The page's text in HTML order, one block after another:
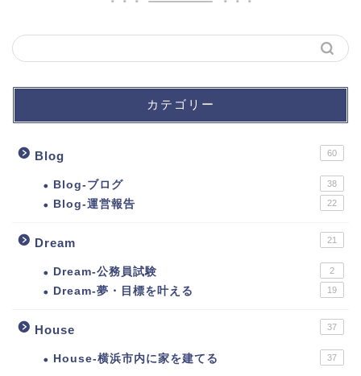
カテゴリー
Blog 60
Blog-ブログ 38
Blog-運営報告 22
Dream 21
Dream-公務員試験 2
Dream-夢・目標を叶える 19
House 37
House-横浜市内に家を建てる 37